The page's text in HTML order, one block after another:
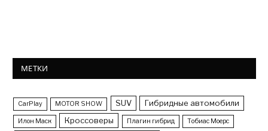
МЕТКИ
CarPlay MOTOR SHOW SUV Гибридные автомобили
Илон Маск Кроссоверы Плагин гибрид Тобиас Моерс